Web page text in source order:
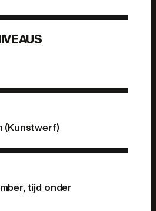
(Kunstwerf)
tijd onder